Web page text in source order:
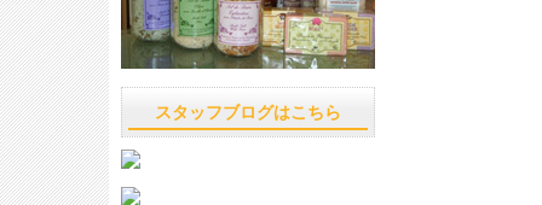
スタッフブログはこちら